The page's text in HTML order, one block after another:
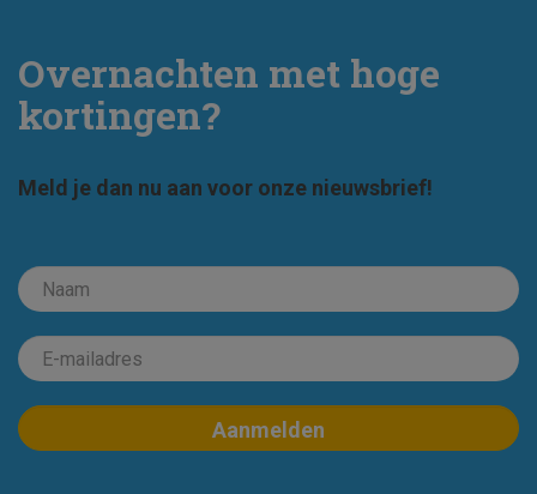
Overnachten met hoge
kortingen?
Meld je dan nu aan voor onze nieuwsbrief!